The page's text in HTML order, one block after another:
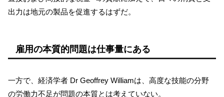
出力は地元の製品を促進するはずだ。
雇用の本質的問題は仕事量にある
一方で、経済学者 Dr Geoffrey Williamは、高度な技能の分野
の労働力不足が問題の本質とは考えていない。